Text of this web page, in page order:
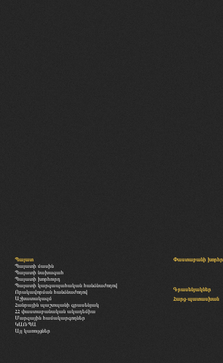
Պալատ
Պալատի մասին
Պալատի նախագահ
Պալատի խորհուրդ
Պալատի կարգապահական հանձնաժողով
Որակավորման հանձնաժողով
Աշխատակազմ
Հանրային պաշտպանի գրասենյակ
ՀՀ փաստաբանական ակադեմիա
Մարզային համակարգողներ
ԿԱՌՊԱ
Այլ կառույցներ
Փաստաբանի
Գրասենյակներ
Հարց-պատասխան